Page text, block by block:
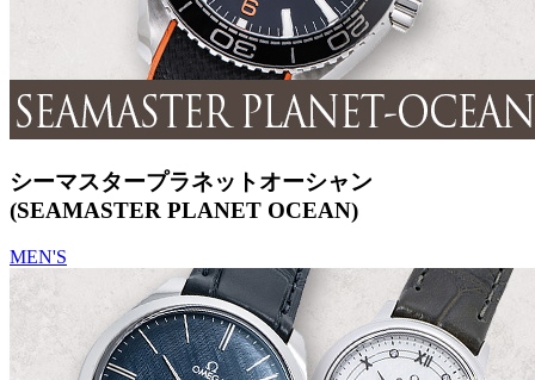
シーマスタープラネットオーシャン
(SEAMASTER PLANET OCEAN)
MEN'S